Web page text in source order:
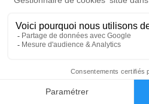
Faire-part
Cérémonie civile
Crématorium de Cannes
Chemin de la Plaine de